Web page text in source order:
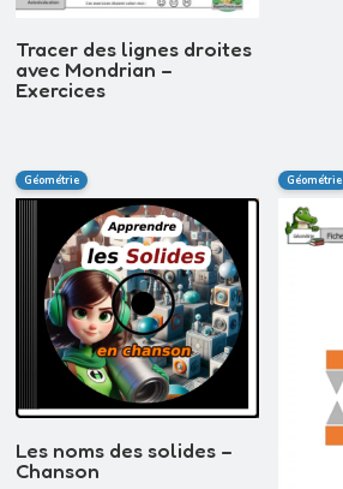
Tracer des lignes droites
avec Mondrian –
Exercices
Géométrie
Les noms des solides –
Chanson
Géométrie